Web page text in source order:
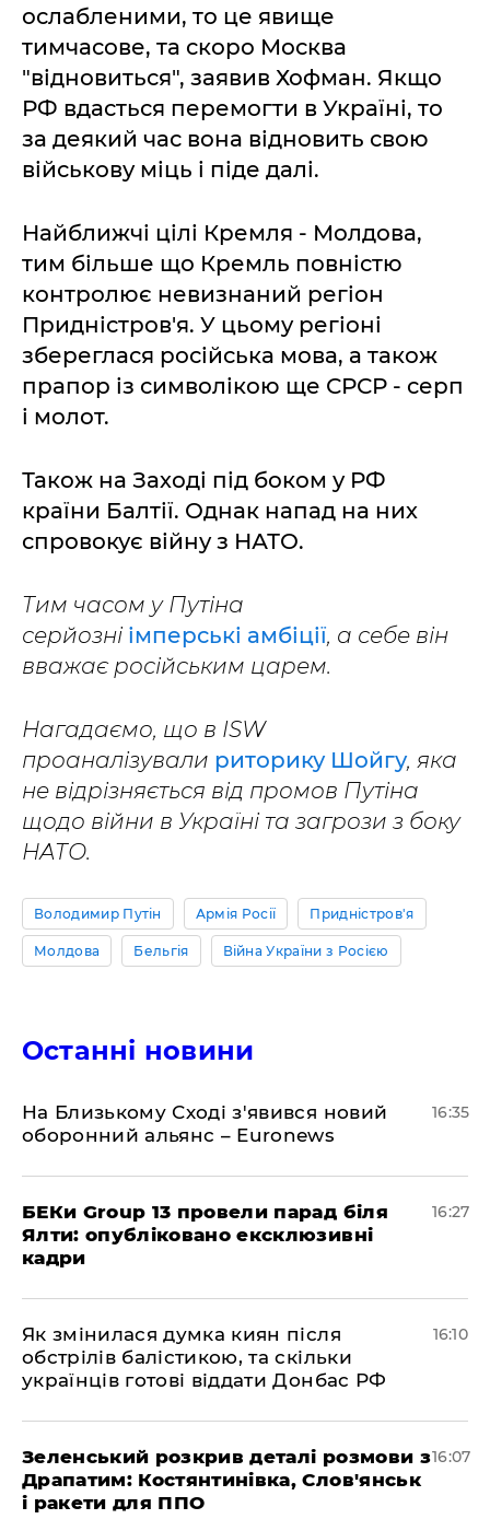
ослабленими, то це явище
тимчасове, та скоро Москва
"відновиться", заявив Хофман. Якщо
РФ вдасться перемогти в Україні, то
за деякий час вона відновить свою
військову міць і піде далі.
Найближчі цілі Кремля - Молдова,
тим більше що Кремль повністю
контролює невизнаний регіон
Придністров'я. У цьому регіоні
збереглася російська мова, а також
прапор із символікою ще СРСР - серп
і молот.
Також на Заході під боком у РФ
країни Балтії. Однак напад на них
спровокує війну з НАТО.
Тим часом у Путіна
серйозні імперські амбіції, а себе він
вважає російським царем.
Нагадаємо, що в ISW
проаналізували риторику Шойгу, яка
не відрізняється від промов Путіна
щодо війни в Україні та загрози з боку
НАТО.
Володимир Путін Армія Росії Придністров'я
Молдова Бельгія Війна України з Росією
Останні новини
На Близькому Сході з'явився новий
оборонний альянс – Euronews
16:35
БЕКи Group 13 провели парад біля
Ялти: опубліковано ексклюзивні
кадри
16:27
Як змінилася думка киян після
обстрілів балістикою, та скільки
українців готові віддати Донбас РФ
16:10
Зеленський розкрив деталі розмови з
Драпатим: Костянтинівка, Слов'янськ
і ракети для ППО
16:07